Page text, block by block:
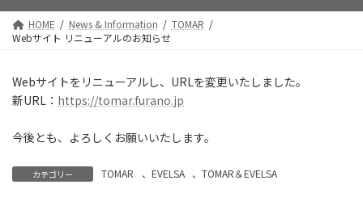
時
:
HOME News & Information
TOMAR
Webサイト リニューアルのお知らせ
Webサイトをリニューアルし、URLを変更いたしました。
新URL： https://tomar.furano.jp
今後とも、よろしくお願いいたします。
カテゴリー TOMAR 、 EVELSA 、TOMAR＆EVELSA